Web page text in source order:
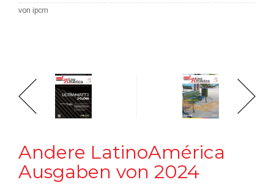
von ipcm
Andere LatinoAmérica
Ausgaben von 2024